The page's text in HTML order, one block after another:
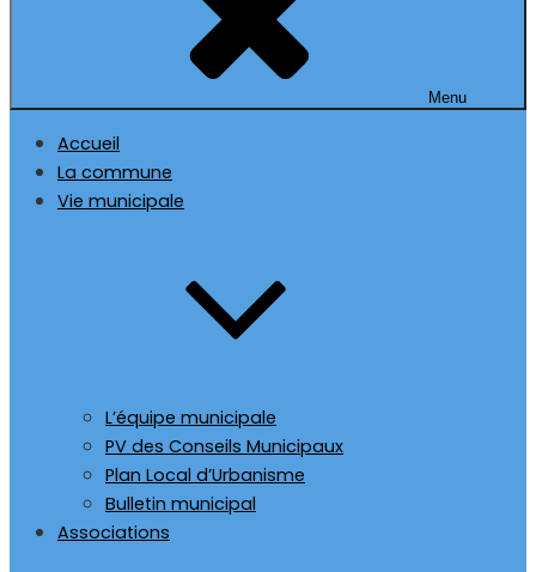
Menu
Accueil
La commune
Vie municipale
L’équipe municipale
PV des Conseils Municipaux
Plan Local d’Urbanisme
Bulletin municipal
Associations